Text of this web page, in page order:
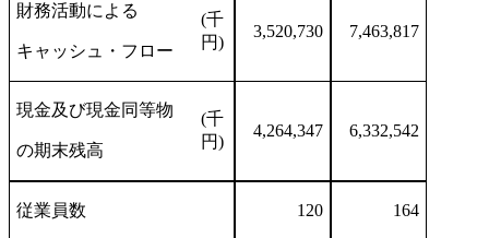
財務活動による
キャッシュ・フロー
(千
円)
3,520,730 7,463,817
現金及び現金同等物
の期末残高
(千
円)
4,264,347 6,332,542
従業員数 120 164